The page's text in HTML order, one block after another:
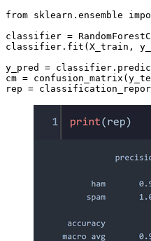
from sklearn.ensemble
classifier =
classifier.fit(X_train,
y_pred =
cm =